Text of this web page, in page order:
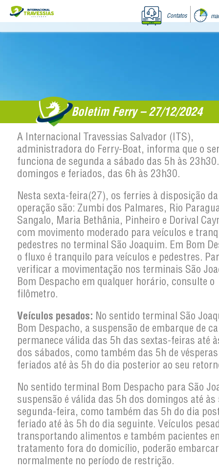
Contatos
Boletim Ferry – 27/12/2024
A Internacional Travessias Salvador (ITS),
administradora do Ferry-Boat, informa que o
funciona de segunda a sábado das 5h às
domingos e feriados, das 6h às 23h30.
Nesta sexta-feira(27), os ferries à disposição da
operação são: Zumbi dos Palmares, Rio
Sangalo, Maria Bethânia, Pinheiro e Dorival
com movimento moderado para veículos e
pedestres no terminal São Joaquim. Em Bom
o fluxo é tranquilo para veículos e pedestres.
verificar a movimentação nos terminais São
Bom Despacho em qualquer horário, consulte o
filômetro.
Veículos pesados: No sentido terminal São
Bom Despacho, a suspensão de embarque de
permanece válida das 5h das sextas-feiras até
dos sábados, como também das 5h de
feriados até às 5h do dia posterior ao seu
No sentido terminal Bom Despacho para São
suspensão é válida das 5h dos domingos até às
segunda-feira, como também das 5h do dia
feriado até às 5h do dia seguinte. Veículos
transportando alimentos e também pacientes
tratamento fora do domicílio, poderão embarcar
normalmente no período de restrição.